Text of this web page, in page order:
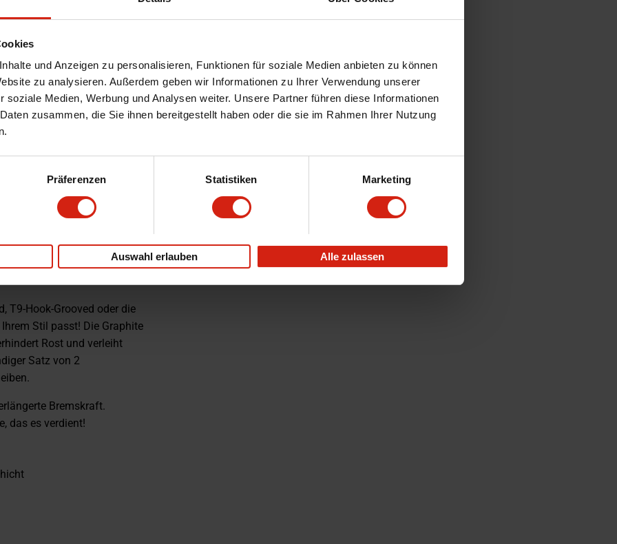
und Anzeigen zu personalisieren, Funktionen für soziale Medien anbieten zu können
zu analysieren. Außerdem geben wir Informationen zu Ihrer Verwendung unserer
soziale Medien, Werbung und Analysen weiter. Unsere Partner führen diese Informationen
zusammen, die Sie ihnen bereitgestellt haben oder die sie im Rahmen Ihrer Nutzung
Präferenzen Statistiken Marketing
Auswahl erlauben Alle zulassen
Vorteilen.
sind diese Scheiben darauf
von Rotinger.
von etwa 80.000
T9-Hook-Grooved oder die
Stil passt! Die Graphite
Rost und verleiht
Satz von 2
Bremskraft.
das es verdient!